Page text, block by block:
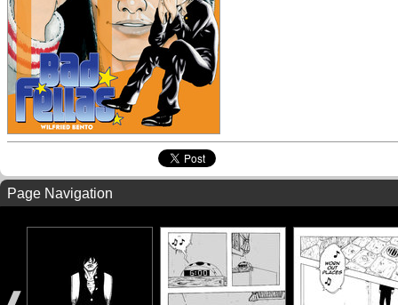
Page Navigation